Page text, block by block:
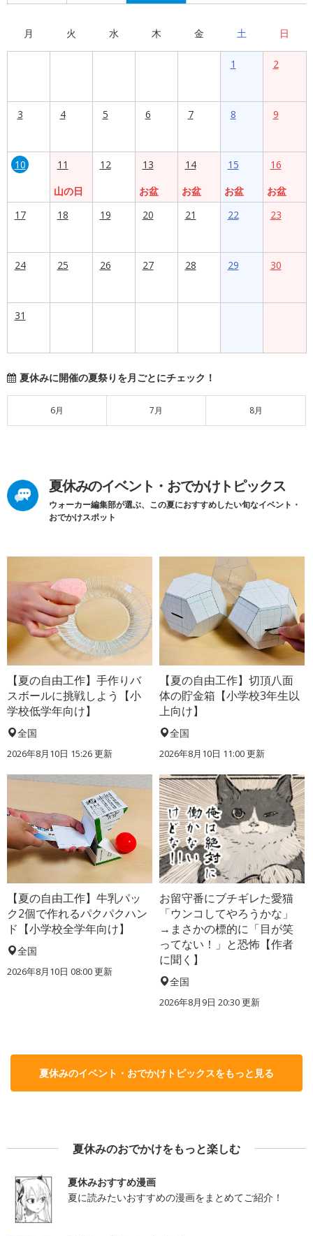
月 火 水 木 金 土 日
1 2
3 4 5 6 7 8 9
10
11
山の日
12
13
お盆
14
お盆
15
お盆
16
お盆
17
18 19 20 21 22 23
24 25 26 27 28 29 30
31
夏休みに開催の夏祭りを月ごとにチェック！
6月 7月 8月
夏休みのイベント・おでかけトピックス
ウォーカー編集部が選ぶ、この夏におすすめしたい旬なイベント・
おでかけスポット
【夏の自由工作】手作りバ
スボールに挑戦しよう【小
学校低学年向け】
全国
2026年8月10日 15:26更新
【夏の自由工作】切頂八面
体の貯金箱【小学校3年生以
上向け】
全国
2026年8月10日 11:00更新
【夏の自由工作】牛乳パッ
ク2個で作れるパクパクハン
ド【小学校全学年向け】
全国
2026年8月10日 08:00更新
お留守番にブチギレた愛猫
「ウンコしてやろうかな」
→まさかの標的に「目が笑
ってない！」と恐怖【作者
に聞く】
全国
2026年8月9日 20:30更新
夏休みのイベント・おでかけトピックスをもっと見る
夏休みのおでかけをもっと楽しむ
夏休みおすすめ漫画
夏に読みたいおすすめの漫画をまとめてご紹介！